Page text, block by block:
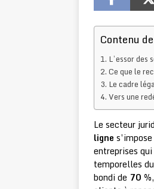
Contenu
L’essor des
Ce que le
Le cadre
Vers une
Le secteur
ligne
entreprises
temporelles
bondi de 70 %